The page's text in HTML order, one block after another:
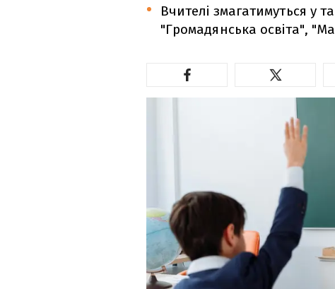
Вчителі змагатимуться у
"Громадянська освіта",